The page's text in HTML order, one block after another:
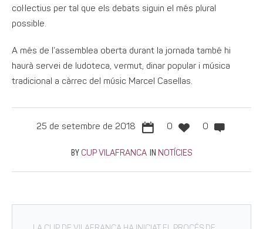
col·lectius per tal que els debats siguin el més plural
possible.
A més de l’assemblea oberta durant la jornada també hi
haurà servei de ludoteca, vermut, dinar popular i música
tradicional a càrrec del músic Marcel Casellas.
25 de setembre de 2018 0 0
BY CUP VILAFRANCA IN NOTÍCIES